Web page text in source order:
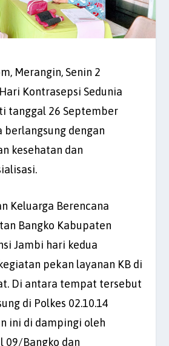
Merangin, Senin 2
Kontrasepsi Sedunia
tanggal 26 September
berlangsung dengan
kesehatan dan
Keluarga Berencana
Bangko Kabupaten
Jambi hari kedua
pekan layanan KB di
Di antara tempat tersebut
di Polkes 02.10.14
ini di dampingi oleh
09/Bangko dan